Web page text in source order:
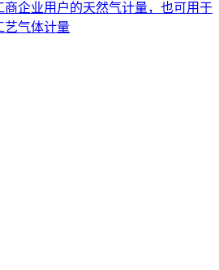
企业用户的天然气计量，也可用于
艺气体计量